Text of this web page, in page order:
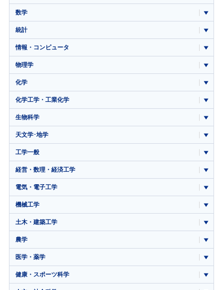
数学
統計
情報・コンピュータ
物理学
化学
化学工学・工業化学
生物科学
天文学･地学
工学一般
経営・数理・経済工学
電気・電子工学
機械工学
土木・建築工学
農学
医学・薬学
健康・スポーツ科学